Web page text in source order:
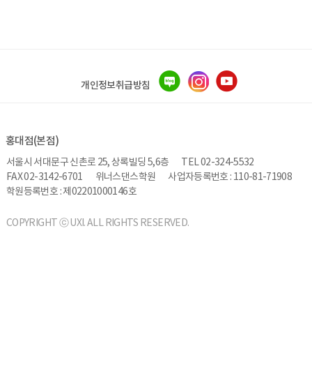
개인정보취급방침
홍대점(본점)
서울시 서대문구 신촌로 25, 상록빌딩 5,6층
TEL 02-324-5532
FAX 02-3142-6701
위너스댄스학원
사업자등록번호 : 110-81-71908
학원등록번호 : 제02201000146호
COPYRIGHT ⓒ UXI. ALL RIGHTS RESERVED.